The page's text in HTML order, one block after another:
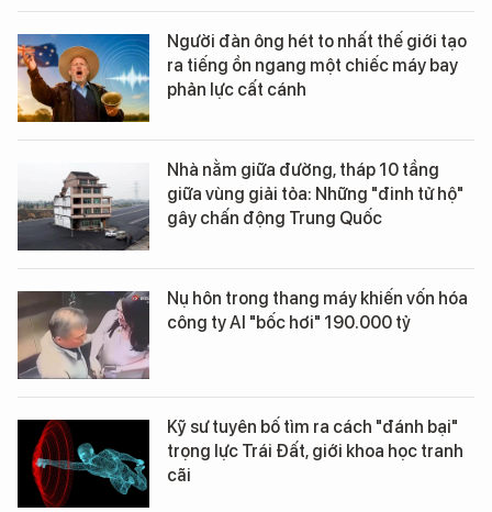
Người đàn ông hét to nhất thế giới tạo
ra tiếng ồn ngang một chiếc máy bay
phản lực cất cánh
Nhà nằm giữa đường, tháp 10 tầng
giữa vùng giải tỏa: Những "đinh tử hộ"
gây chấn động Trung Quốc
Nụ hôn trong thang máy khiến vốn hóa
công ty AI "bốc hơi" 190.000 tỷ
Kỹ sư tuyên bố tìm ra cách "đánh bại"
trọng lực Trái Đất, giới khoa học tranh
cãi